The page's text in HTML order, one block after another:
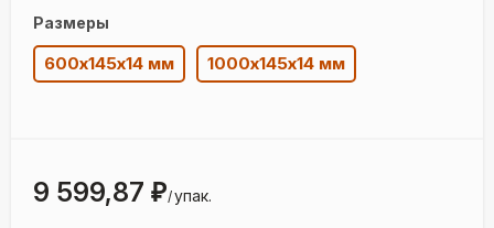
Размеры
600х145х14 мм 1000х145х14 мм
9 599,87 ₽/упак.